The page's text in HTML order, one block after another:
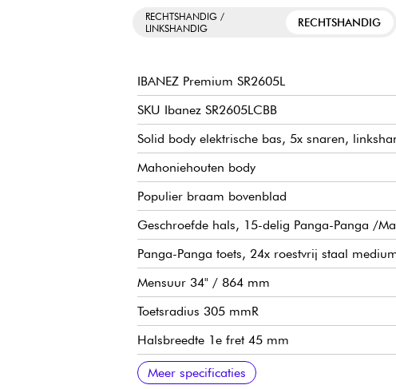
RECHTSHANDIG /
LINKSHANDIG
RECHTSHANDIG
IBANEZ Premium SR2605L
SKU Ibanez SR2605LCBB
Solid body elektrische bas, 5x snaren,
Mahoniehouten body
Populier braam bovenblad
Geschroefde hals, 15-delig Panga-Panga /
Panga-Panga toets, 24x roestvrij staal
Mensuur 34" / 864 mm
Toetsradius 305 mmR
Halsbreedte 1e fret 45 mm
Halsbreedte laatste fret 68 mm
Halsdikte 1e fret 19,5 mm
Halsdikte 12e fret 21,5 mm
Ibanez Nordstrand Big Single passieve pickups
Ibanez Custom Electronics 3-bands EQ met
Bedieningselementen (zie diagram)
Ibanez MR brug
Ibanez gesloten oliebad mechanieken
Graph Tech ZWART TUSQ XL kam
Fabrieksstemming 1G,2D,3A,4E,5B
Fabriek snaardiktes .045/.065/.085/.105/.130
Verkocht met Ibanez gigbag
Optionele Ibanez MRB500C koffer
Meer specificaties